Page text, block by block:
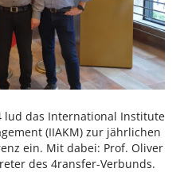
lud das International Institute
(IIAKM) zur jährlichen
ein. Mit dabei: Prof. Oliver
des 4ransfer-Verbunds.